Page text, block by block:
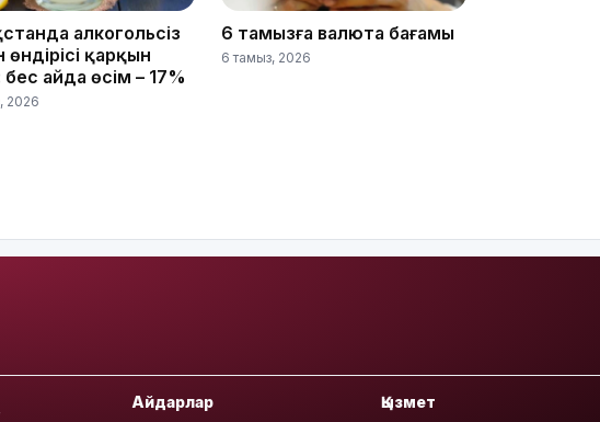
алкогольсіз
өндірісі қарқын
айда өсім – 17%
2026
6 тамызға валюта бағамы
6 тамыз, 2026
10:05
Айдарлар Қызмет